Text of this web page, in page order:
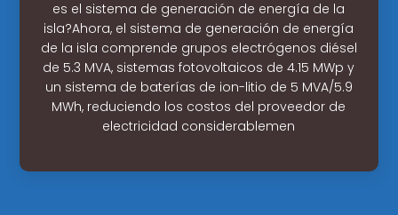
es el sistema de generación de energía de la
isla?Ahora, el sistema de generación de energía
de la isla comprende grupos electrógenos diésel
de 5.3 MVA, sistemas fotovoltaicos de 4.15 MWp y
un sistema de baterías de ion-litio de 5 MVA/5.9
MWh, reduciendo los costos del proveedor de
electricidad considerablemen